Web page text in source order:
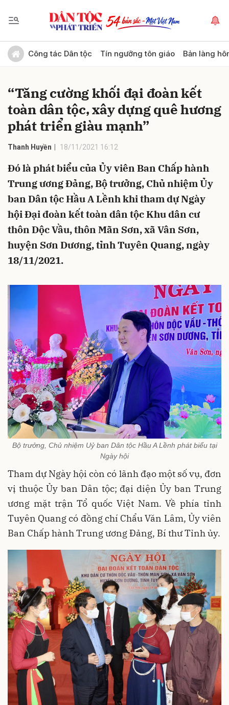
Công tác Dân tộc Tín ngưỡng tôn giáo Bản làng
“Tăng cường khối đại đoàn kết
toàn dân tộc, xây dựng quê hương
phát triển giàu mạnh”
Thanh Huyền 18/11/2021 16:12
Đó là phát biểu của Ủy viên Ban Chấp hành
Trung ương Đảng, Bộ trưởng, Chủ nhiệm Ủy
ban Dân tộc Hầu A Lềnh khi tham dự Ngày
hội Đại đoàn kết toàn dân tộc Khu dân cư
thôn Dộc Vầu, thôn Mãn Sơn, xã Vân Sơn,
huyện Sơn Dương, tỉnh Tuyên Quang, ngày
18/11/2021.
Bộ trưởng, Chủ nhiệm Uỷ ban Dân tộc Hầu A Lềnh phát biểu tại
Ngày hội
Tham dự Ngày hội còn có lãnh đạo một số vụ, đơn
vị thuộc Ủy ban Dân tộc; đại diện Ủy ban Trung
ương mặt trận Tổ quốc Việt Nam. Về phía tỉnh
Tuyên Quang có đồng chí Chẩu Văn Lâm, Ủy viên
Ban Chấp hành Trung ương Đảng, Bí thư Tỉnh ủy.
Gửi bình luận